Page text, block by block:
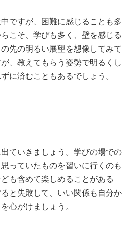
ですが、困難に感じることも多
こそ、学びも多く、壁を感じる
先の明るい展望を想像してみて
、教えてもらう姿勢で明るくし
に済むこともあるでしょう。
ていきましょう。学びの場での
っていたものを習いに行くのも
も含めて楽しめることがある
と失敗して、いい関係も自分か
心がけましょう。